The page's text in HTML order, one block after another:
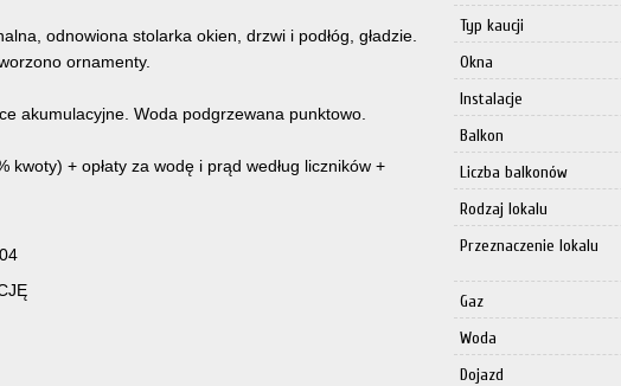
odnowiona stolarka okien, drzwi i podłóg, gładzie.
ornamenty.
akumulacyjne. Woda podgrzewana punktowo.
kwoty) + opłaty za wodę i prąd według liczników +
Typ kaucji
Okna
Instalacje
Balkon
Liczba balkonów
Rodzaj lokalu
Przeznaczenie lokalu
Gaz
Woda
Dojazd